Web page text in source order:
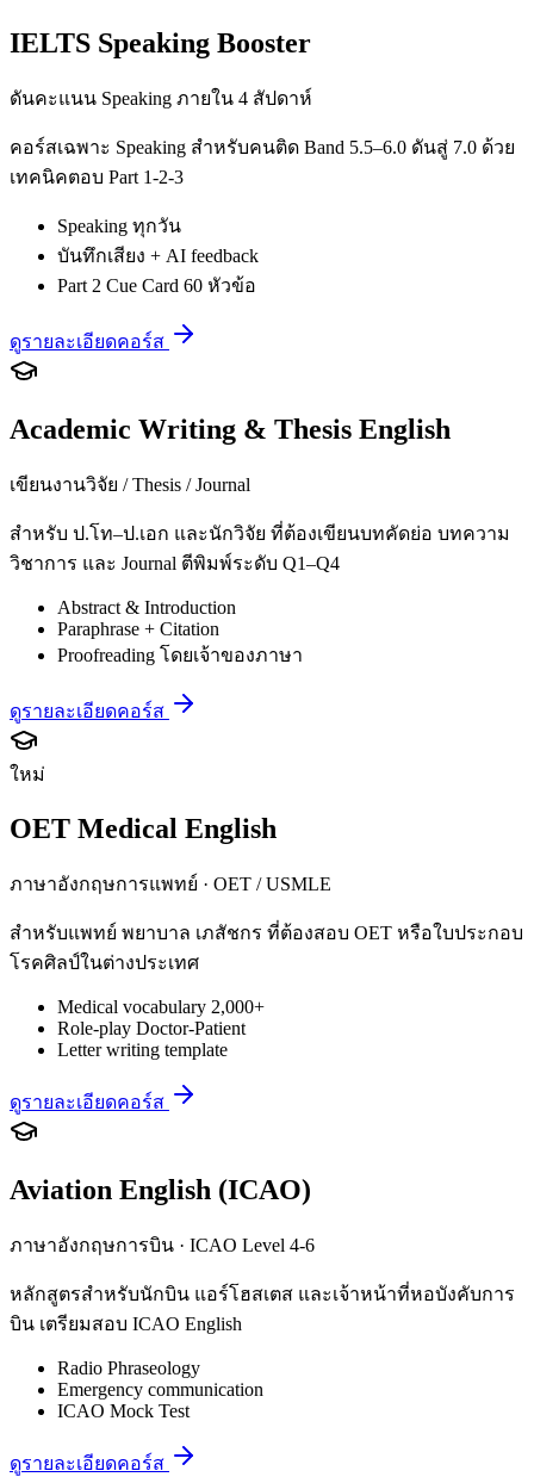
IELTS Speaking Booster
ดันคะแนน Speaking ภายใน 4 สัปดาห์
คอร์สเฉพาะ Speaking สำหรับคนติด Band 5.5–6.0 ดันสู่ 7.0 ด้วย
เทคนิคตอบ Part 1-2-3
Speaking ทุกวัน
บันทึกเสียง + AI feedback
Part 2 Cue Card 60 หัวข้อ
ดูรายละเอียดคอร์ส
Academic Writing & Thesis English
เขียนงานวิจัย / Thesis / Journal
สำหรับ ป.โท–ป.เอก และนักวิจัย ที่ต้องเขียนบทคัดย่อ บทความ
วิชาการ และ Journal ตีพิมพ์ระดับ Q1–Q4
Abstract & Introduction
Paraphrase + Citation
Proofreading โดยเจ้าของภาษา
ดูรายละเอียดคอร์ส
ใหม่
OET Medical English
ภาษาอังกฤษการแพทย์ · OET / USMLE
สำหรับแพทย์ พยาบาล เภสัชกร ที่ต้องสอบ OET หรือใบประกอบ
โรคศิลป์ในต่างประเทศ
Medical vocabulary 2,000+
Role-play Doctor-Patient
Letter writing template
ดูรายละเอียดคอร์ส
Aviation English (ICAO)
ภาษาอังกฤษการบิน · ICAO Level 4-6
หลักสูตรสำหรับนักบิน แอร์โฮสเตส และเจ้าหน้าที่หอบังคับการ
บิน เตรียมสอบ ICAO English
Radio Phraseology
Emergency communication
ICAO Mock Test
ดูรายละเอียดคอร์ส